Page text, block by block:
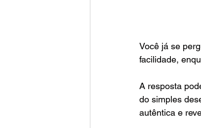
Você já se
facilidade,
A resposta
do simples
autêntica e